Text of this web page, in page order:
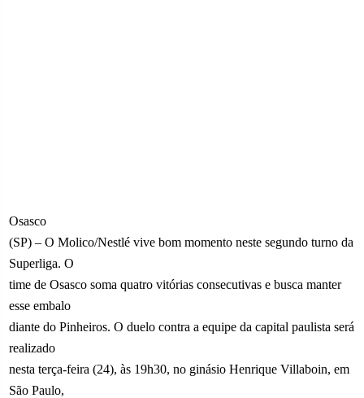
Osasco
(SP) – O Molico/Nestlé vive bom momento neste segundo turno da
Superliga. O
time de Osasco soma quatro vitórias consecutivas e busca manter
esse embalo
diante do Pinheiros. O duelo contra a equipe da capital paulista será
realizado
nesta terça-feira (24), às 19h30, no ginásio Henrique Villaboin, em
São Paulo,